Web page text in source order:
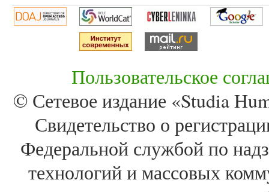
Пользовательское
© Сетевое издание «Studia
Свидетельство о
Федеральной службой по
технологий и массовых